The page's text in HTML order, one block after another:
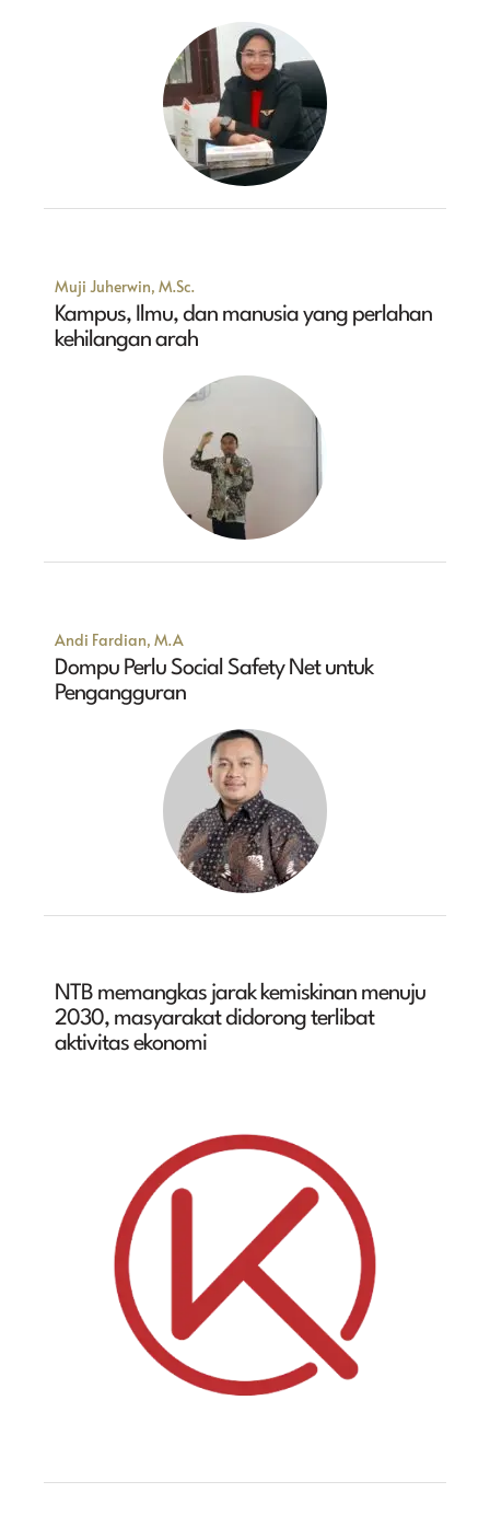
Muji Juherwin, M.Sc.
Kampus, Ilmu, dan manusia yang perlahan
kehilangan arah
Andi Fardian, M.A
Dompu Perlu Social Safety Net untuk
Pengangguran
NTB memangkas jarak kemiskinan menuju
2030, masyarakat didorong terlibat
aktivitas ekonomi